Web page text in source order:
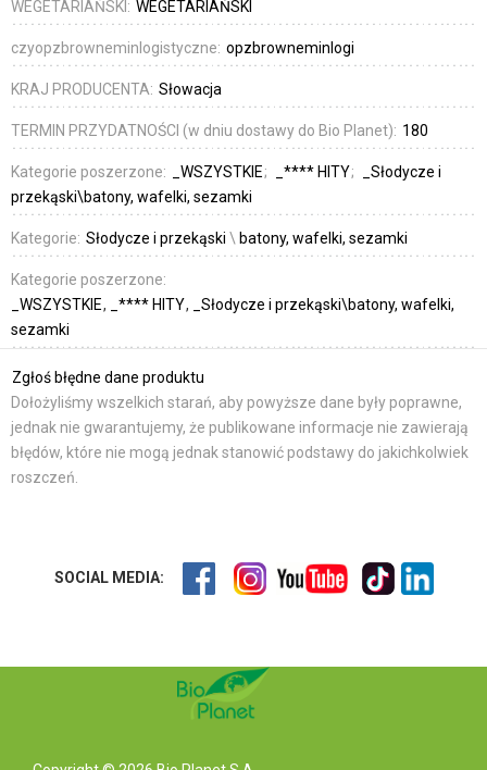
WEGETARIAŃSKI: WEGETARIAŃSKI
czyopzbrowneminlogistyczne: opzbrowneminlogi
KRAJ PRODUCENTA: Słowacja
TERMIN PRZYDATNOŚCI (w dniu dostawy do Bio Planet): 180
Kategorie poszerzone: _WSZYSTKIE _**** HITY
_Słodycze i
przekąski\batony, wafelki, sezamki
Kategorie: Słodycze i przekąski \ batony, wafelki, sezamki
Kategorie poszerzone:
_WSZYSTKIE
_**** HITY
_Słodycze i przekąski\batony, wafelki,
sezamki
Zgłoś błędne dane produktu
Dołożyliśmy wszelkich starań, aby powyższe dane były poprawne,
jednak nie gwarantujemy, że publikowane informacje nie zawierają
błędów, które nie mogą jednak stanowić podstawy do jakichkolwiek
roszczeń.
SOCIAL MEDIA: